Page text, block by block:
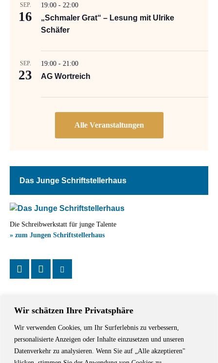
Wir schätzen Ihre Privatsphäre
Wir verwenden Cookies, um Ihr Surferlebnis zu verbessern,
personalisierte Anzeigen oder Inhalte einzusetzen und unseren
Datenverkehr zu analysieren. Wenn Sie auf „Alle akzeptieren"
SEP.
16
19:00 - 22:00
„Schmaler Grat“ – Lesung mit Ulrike
Schäfer
SEP.
23
19:00 - 21:00
AG Wortreich
Das Junge Schriftstellerhaus
Die Schreibwerkstatt für junge Talente
» zum Jungen Schriftstellerhaus
Das Schriftstellerhaus ist ein beliebter Treffpunkt für Autorinnen und
Autoren aus Stuttgart und der Region sowie ein Veranstaltungsort für
Lesungen, Tagungen und Schreibwerkstätten.